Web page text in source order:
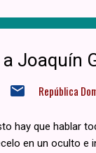
Joaquín
República
hay que hablar
en un oculto e